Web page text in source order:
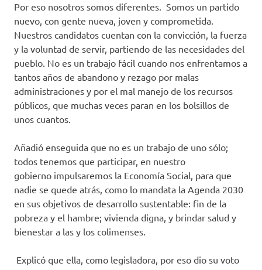
Por eso nosotros somos diferentes. Somos un partido
nuevo, con gente nueva, joven y comprometida.
Nuestros candidatos cuentan con la convicción, la fuerza
y la voluntad de servir, partiendo de las necesidades del
pueblo. No es un trabajo fácil cuando nos enfrentamos a
tantos años de abandono y rezago por malas
administraciones y por el mal manejo de los recursos
públicos, que muchas veces paran en los bolsillos de
unos cuantos.
Añadió enseguida que no es un trabajo de uno sólo;
todos tenemos que participar, en nuestro
gobierno impulsaremos la Economía Social, para que
nadie se quede atrás, como lo mandata la Agenda 2030
en sus objetivos de desarrollo sustentable: fin de la
pobreza y el hambre; vivienda digna, y brindar salud y
bienestar a las y los colimenses.
Explicó que ella, como legisladora, por eso dio su voto